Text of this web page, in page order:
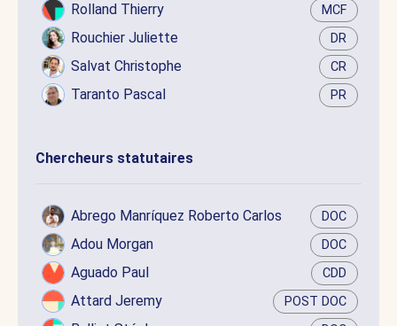
Rolland Thierry MCF
Rouchier Juliette DR
Salvat Christophe CR
Taranto Pascal PR
Chercheurs statutaires
Abrego Manríquez Roberto Carlos DOC
Adou Morgan DOC
Aguado Paul CDD
Attard Jeremy POST DOC